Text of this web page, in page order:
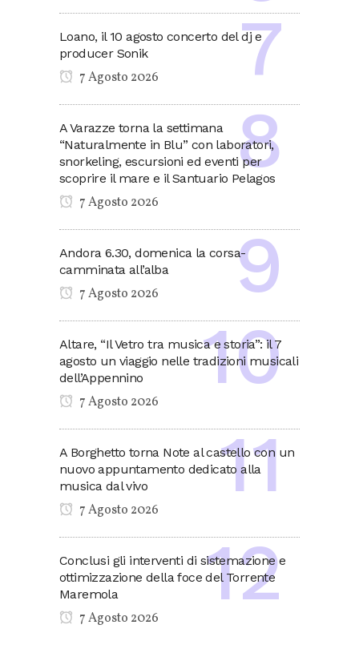
Loano, il 10 agosto concerto del dj e
producer Sonik
7 Agosto 2026
A Varazze torna la settimana
“Naturalmente in Blu” con laboratori,
snorkeling, escursioni ed eventi per
scoprire il mare e il Santuario Pelagos
7 Agosto 2026
Andora 6.30, domenica la corsa-
camminata all’alba
7 Agosto 2026
Altare, “Il Vetro tra musica e storia”: il 7
agosto un viaggio nelle tradizioni musicali
dell’Appennino
7 Agosto 2026
A Borghetto torna Note al castello con un
nuovo appuntamento dedicato alla
musica dal vivo
7 Agosto 2026
Conclusi gli interventi di sistemazione e
ottimizzazione della foce del Torrente
Maremola
7 Agosto 2026